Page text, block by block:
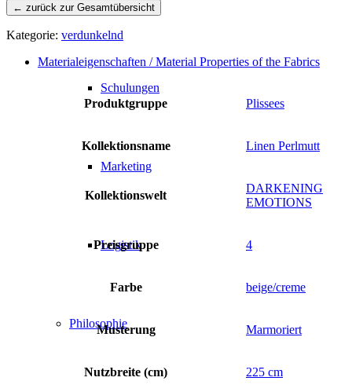
Leistungen
Schulungen
Marketing
Logistik
Philosophie
← zurück zur Gesamtübersicht
Kategorie: verdunkelnd
Materialeigenschaften / Material Properties of the Fabrics
Produktgruppe Plissees
Kollektionsname Linen Perlmutt
Kollektionswelt
DARKENING
EMOTIONS
Preisgruppe 4
Farbe beige/creme
Musterung Marmoriert
Nutzbreite (cm) 225 cm